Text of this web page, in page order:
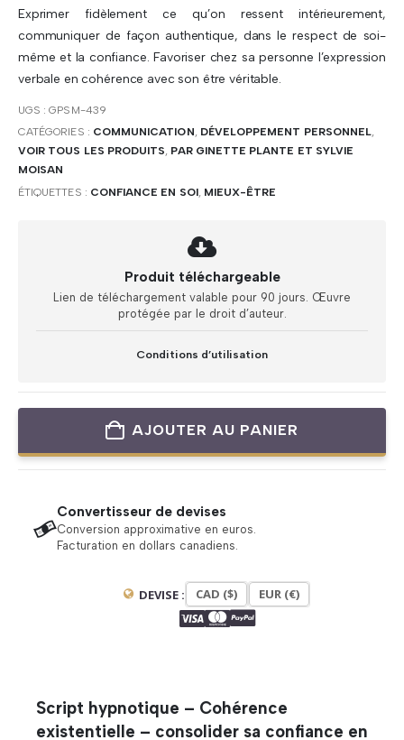
Exprimer fidèlement ce qu’on ressent intérieurement,
communiquer de façon authentique, dans le respect de soi-
même et la confiance. Favoriser chez sa personne l’expression
verbale en cohérence avec son être véritable.
UGS :GPSM-439
CATÉGORIES : COMMUNICATION, DÉVELOPPEMENT PERSONNEL,
VOIR TOUS LES PRODUITS, PAR GINETTE PLANTE ET SYLVIE
MOISAN
ÉTIQUETTES : CONFIANCE EN SOI, MIEUX-ÊTRE
Produit téléchargeable
Lien de téléchargement valable pour 90 jours. Œuvre
protégée par le droit d’auteur.
Conditions d’utilisation
AJOUTER AU PANIER
Convertisseur de devises
Conversion approximative en euros.
Facturation en dollars canadiens.
DEVISE : CAD ($) EUR (€)
Script hypnotique – Cohérence
existentielle – consolider sa confiance en